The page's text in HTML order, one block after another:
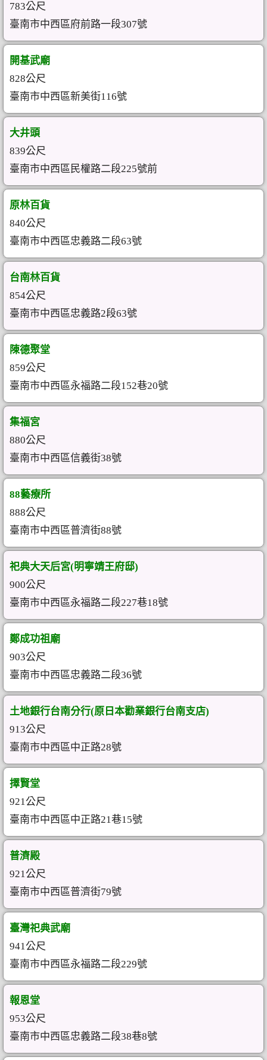
783公尺
臺南市中西區府前路一段307號
開基武廟
828公尺
臺南市中西區新美街116號
大井頭
839公尺
臺南市中西區民權路二段225號前
原林百貨
840公尺
臺南市中西區忠義路二段63號
台南林百貨
854公尺
臺南市中西區忠義路2段63號
陳德聚堂
859公尺
臺南市中西區永福路二段152巷20號
集福宮
880公尺
臺南市中西區信義街38號
88藝療所
888公尺
臺南市中西區普濟街88號
祀典大天后宮(明寧靖王府邸)
900公尺
臺南市中西區永福路二段227巷18號
鄭成功祖廟
903公尺
臺南市中西區忠義路二段36號
土地銀行台南分行(原日本勸業銀行台南支店)
913公尺
臺南市中西區中正路28號
擇賢堂
921公尺
臺南市中西區中正路21巷15號
普濟殿
921公尺
臺南市中西區普濟街79號
臺灣祀典武廟
941公尺
臺南市中西區永福路二段229號
報恩堂
953公尺
臺南市中西區忠義路二段38巷8號